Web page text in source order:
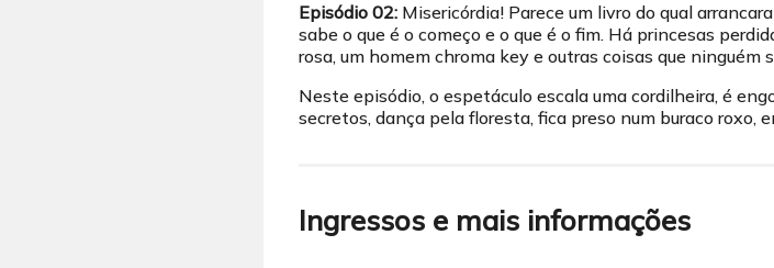
Episódio 02: Misericórdia! Parece um livro do qual
sabe o que é o começo e o que é o fim. Há princesas
rosa, um homem chroma key e outras coisas que ninguém
Neste episódio, o espetáculo escala uma cordilheira, é
secretos, dança pela floresta, fica preso num buraco roxo,
Ingressos e mais informações